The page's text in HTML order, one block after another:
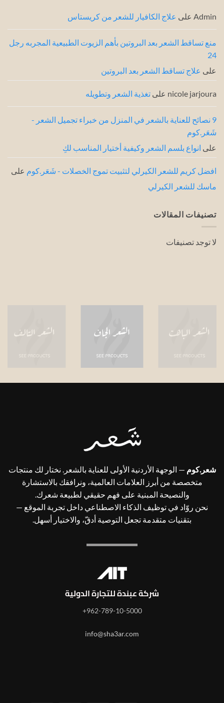
من
الشعر
Admin على علاج الكافيار للشعر من كريستاس
منع تساقط الشعر بعد البروتين بأهم الزيوت الطبيعية المجربه رجل
24
على علاج تساقط الشعر بعد البروتين
nicole jarjoura على تغذية الشعر وتطويله
9 نصائح للعناية بالشعر في المنزل من خبراء تجميل الشعر -
شَعَر.كوم
على انواع بلسم الشعر وكيفية أختيار المناسب لكِ
افضل كريم للشعر الكيرلي لتثبيت تموج الخصلات - شَعَر.كوم على
ماسك للشعر الكيرلي
تصنيفات المقالات
لا توجد تصنيفات
شعر.كوم — الوجهة الأردنية الأولى للعناية بالشعر. نختار لك منتجات
متخصصة من أبرز العلامات العالمية، ونرافقك بالاستشارة
والنصيحة المبنية على فهم حقيقي لطبيعة شعرك.
نحن روّاد في توظيف الذكاء الاصطناعي داخل تجربة الموقع —
بتقنيات متقدمة تجعل التوصية أدقّ، والاختيار أسهل.
شركة عبندة للتجارة الدولية
962-789-10-5000+
info@sha3ar.com